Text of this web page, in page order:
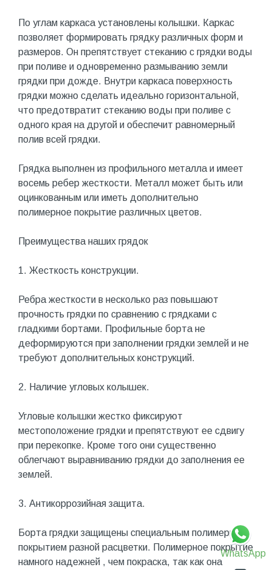
WhatsApp
По углам каркаса установлены колышки. Каркас
позволяет формировать грядку различных форм и
размеров. Он препятствует стеканию с грядки воды
при поливе и одновременно размыванию земли
грядки при дожде. Внутри каркаса поверхность
грядки можно сделать идеально горизонтальной,
что предотвратит стеканию воды при поливе с
одного края на другой и обеспечит равномерный
полив всей грядки.
Грядка выполнен из профильного металла и имеет
восемь ребер жесткости. Металл может быть или
оцинкованным или иметь дополнительно
полимерное покрытие различных цветов.
Преимущества наших грядок
1. Жесткость конструкции.
Ребра жесткости в несколько раз повышают
прочность грядки по сравнению с грядками с
гладкими бортами. Профильные борта не
деформируются при заполнении грядки землей и не
требуют дополнительных конструкций.
2. Наличие угловых колышек.
Угловые колышки жестко фиксируют
местоположение грядки и препятствуют ее сдвигу
при перекопке. Кроме того они существенно
облегчают выравниванию грядки до заполнения ее
землей.
3. Антикоррозийная защита.
Борта грядки защищены специальным полимерным
покрытием разной расцветки. Полимерное покрытие
намного надежней , чем покраска, так как она